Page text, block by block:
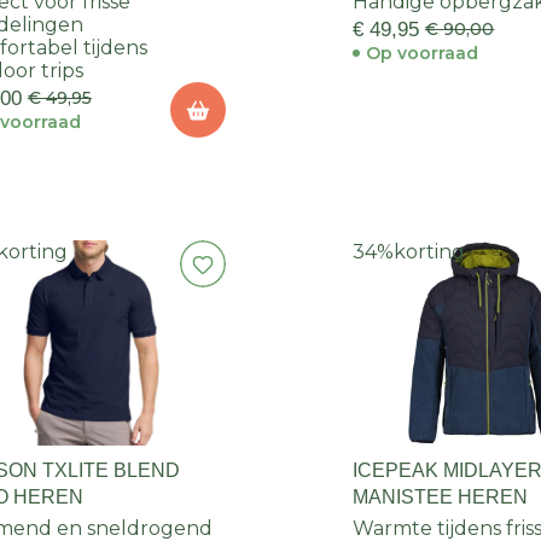
tijdens
trips
€ 49,95
€ 49,95 € 90,00
Op voorraad
TXLITE BLEND
HEREN
en sneldrogend
34% korting
ICEPEAK
MANISTEE HEREN
Warmte tijdens